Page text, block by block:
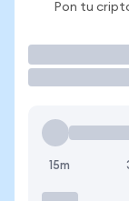
Pon tu
15m